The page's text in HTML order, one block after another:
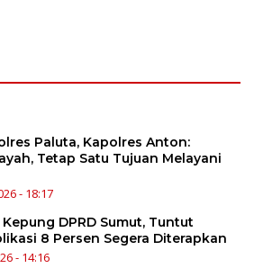
Paluta, Kapolres Anton:
Tetap Satu Tujuan Melayani
- 18:17
DPRD Sumut, Tuntut
8 Persen Segera Diterapkan
- 14:16